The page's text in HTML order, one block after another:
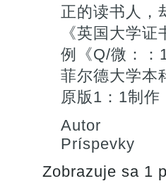
正的读书人，
《英国大学
例《Q/微：：
菲尔德大学本
原版1：1制作
Autor
Príspevky
Zobrazuje sa 1